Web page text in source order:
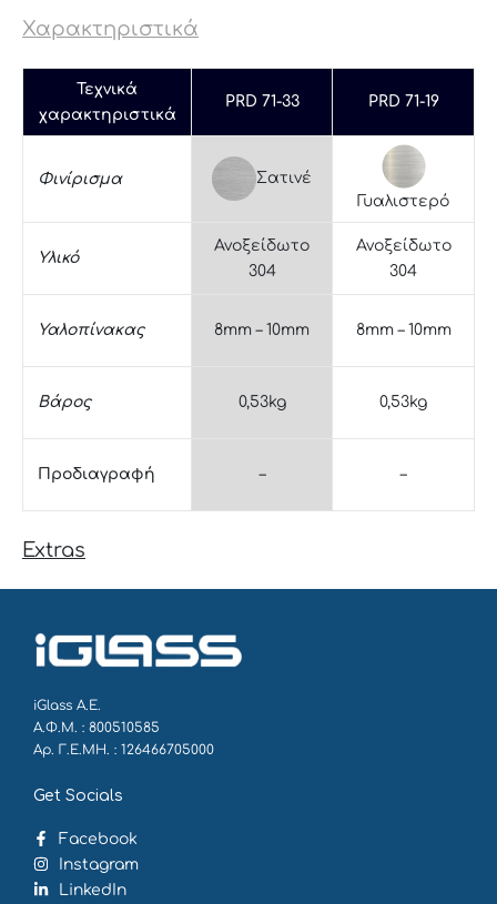
Χαρακτηριστικά
Τεχνικά
χαρακτηριστικά
PRD 71-33 PRD 71-19
Φινίρισμα
Σατινέ
Γυαλιστερό
Υλικό
Ανοξείδωτο
304
Ανοξείδωτο
304
Υαλοπίνακας 8mm – 10mm 8mm – 10mm
Βάρος 0,53kg 0,53kg
Προδιαγραφή – –
Extras
iGlass Α.Ε.
Α.Φ.Μ. : 800510585
Αρ. Γ.Ε.ΜΗ. : 126466705000
Get Socials
Facebook
Instagram
LinkedIn